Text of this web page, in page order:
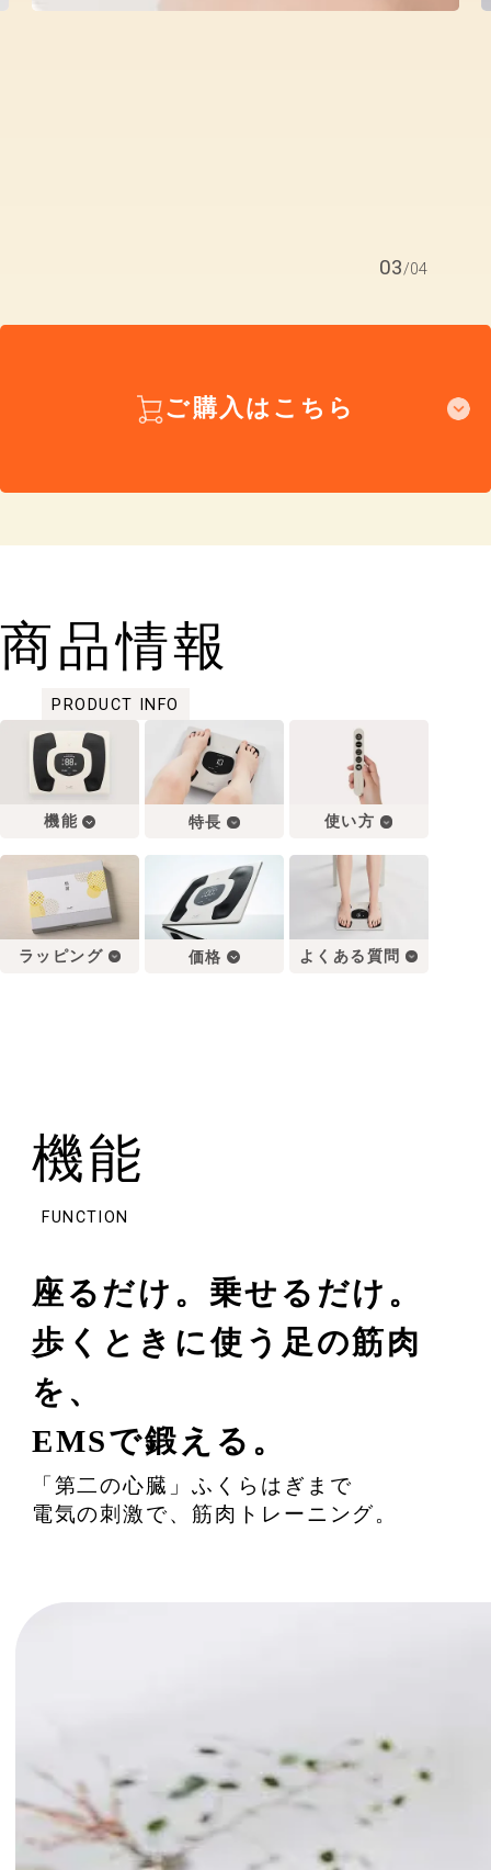
04/04
ご購入はこちら
商品情報
PRODUCT INFO
機能 特長 使い方
ラッピング 価格 よくある質問
機能
FUNCTION
座るだけ。乗せるだけ。
歩くときに使う足の筋肉
を、
EMSで鍛える。
「第二の心臓」ふくらはぎまで
電気の刺激で、筋肉トレーニング。